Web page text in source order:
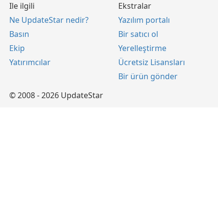
Ile ilgili
Ne UpdateStar nedir?
Basın
Ekip
Yatırımcılar
Ekstralar
Yazılım portalı
Bir satıcı ol
Yerelleştirme
Ücretsiz Lisansları
Bir ürün gönder
© 2008 - 2026 UpdateStar